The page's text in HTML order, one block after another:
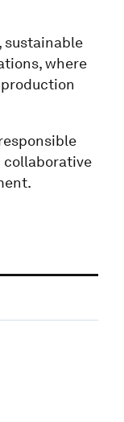
sustainable
where
collaborative